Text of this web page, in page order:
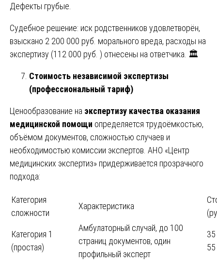
Дефекты грубые.
Судебное решение: иск родственников удовлетворён,
взыскано 2 200 000 руб. морального вреда, расходы на
экспертизу (112 000 руб. ) отнесены на ответчика. 🏛️
Стоимость независимой экспертизы
(профессиональный тариф)
Ценообразование на экспертизу качества оказания
медицинской помощи определяется трудоёмкостью,
объёмом документов, сложностью случаев и
необходимостью комиссии экспертов. АНО «Центр
медицинских экспертиз» придерживается прозрачного
подхода:
Категория
сложности
Характеристика
Категория 1
(простая)
Амбулаторный случай, до 100
страниц документов, один
профильный эксперт